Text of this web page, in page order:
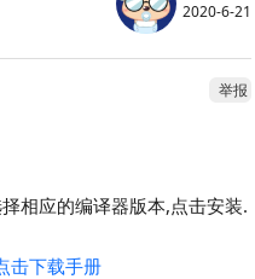
2020-6-21
举报
相应的编译器版本,点击安装.
击下载手册